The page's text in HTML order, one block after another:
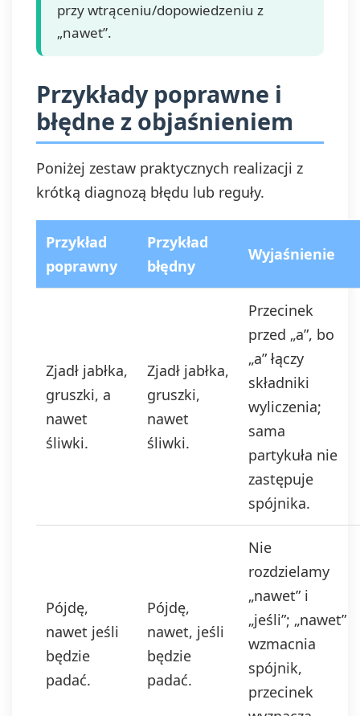
przy wtrąceniu/dopowiedzeniu z
„nawet”.
Przykłady poprawne i
błędne z objaśnieniem
Poniżej zestaw praktycznych realizacji z
krótką diagnozą błędu lub reguły.
Przykład
poprawny
Przykład
błędny
Wyjaśnienie
Zjadł jabłka,
gruszki, a
nawet
śliwki.
Zjadł jabłka,
gruszki,
nawet
śliwki.
Przecinek
przed „a”, bo
„a” łączy
składniki
wyliczenia;
sama
partykuła nie
zastępuje
spójnika.
Pójdę,
nawet jeśli
będzie
padać.
Pójdę,
nawet, jeśli
będzie
padać.
Nie
rozdzielamy
„nawet” i
„jeśli”; „nawet”
wzmacnia
spójnik,
przecinek